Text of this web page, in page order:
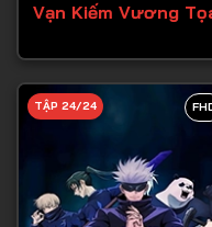
Vạn Kiếm Vương
TẬP 24/24